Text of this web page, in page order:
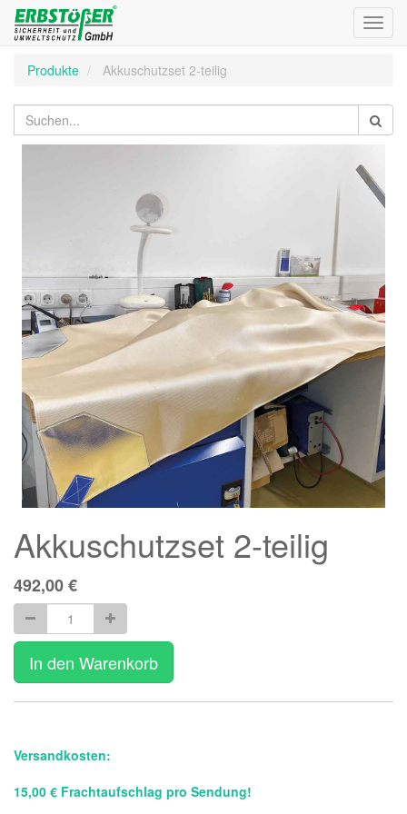
Produkte
Akkuschutzset 2-teilig
Akkuschutzset 2-teilig
492,00€
In den Warenkorb
Versandkosten:
15,00 € Frachtaufschlag pro Sendung!